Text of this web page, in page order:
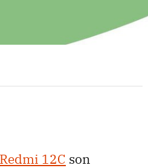
Redmi 12C son